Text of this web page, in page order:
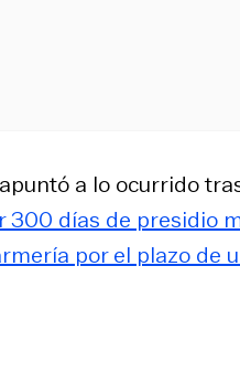
a lo ocurrido
días de presidio
por el plazo de